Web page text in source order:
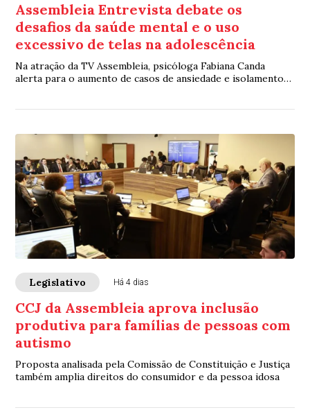
Assembleia Entrevista debate os
desafios da saúde mental e o uso
excessivo de telas na adolescência
Na atração da TV Assembleia, psicóloga Fabiana Canda
alerta para o aumento de casos de ansiedade e isolamento
Legislativo Há 4 dias
CCJ da Assembleia aprova inclusão
produtiva para famílias de pessoas com
autismo
Proposta analisada pela Comissão de Constituição e Justiça
também amplia direitos do consumidor e da pessoa idosa